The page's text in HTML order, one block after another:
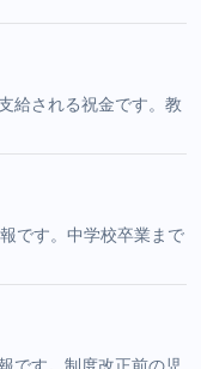
給される祝金です。教
です。中学校卒業まで
です。制度改正前の児